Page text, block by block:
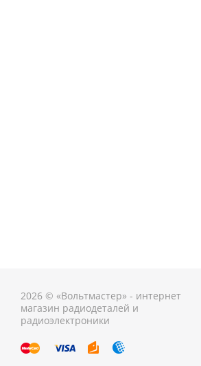
2026 © «Вольтмастер» - интернет
магазин радиодеталей и
радиоэлектроники